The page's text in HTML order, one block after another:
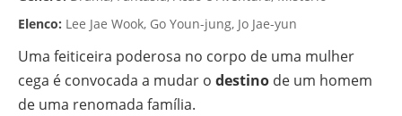
Elenco: Lee Jae Wook, Go Youn-jung, Jo Jae-yun
Uma feiticeira poderosa no corpo de uma mulher
cega é convocada a mudar o destino de um homem
de uma renomada família.